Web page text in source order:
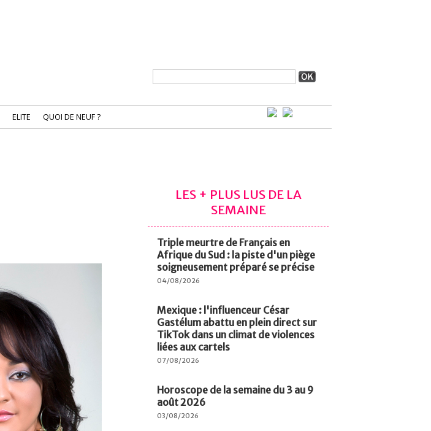
ELITE QUOI DE NEUF ?
LES + PLUS LUS DE LA
SEMAINE
Triple meurtre de Français en
Afrique du Sud : la piste d'un piège
soigneusement préparé se précise
04/08/2026
Mexique : l'influenceur César
Gastélum abattu en plein direct sur
TikTok dans un climat de violences
liées aux cartels
07/08/2026
Horoscope de la semaine du 3 au 9
août 2026
03/08/2026